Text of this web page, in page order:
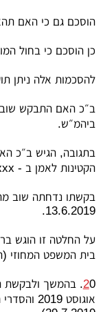
הוסכם גם כי האם
כן הוסכם כי בחול
להסכמות אלה ניתן
ב״כ האם התבקש שוב
ביהמ״ש.
הקטינות לאמן ב -
בקשתו נדחתה שוב
13.6.2019.
בית המשפט המחוזי
20. בהמשך ולבקשת
אוגוסט